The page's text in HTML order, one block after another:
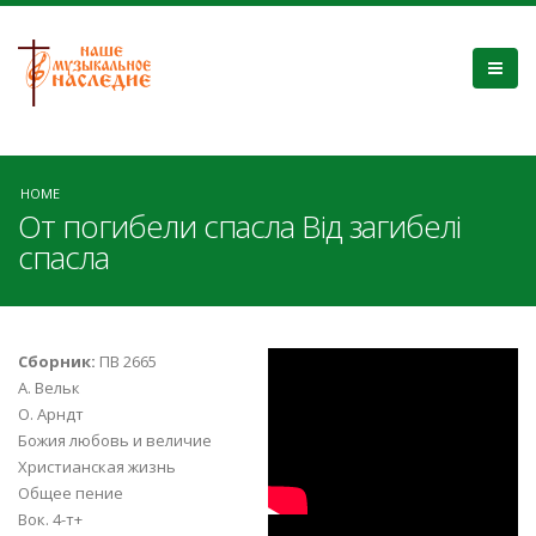
HOME
От погибели спасла Від загибелі
спасла
Сборник: ПВ 2665
А. Вельк
О. Арндт
Божия любовь и величие
Христианская жизнь
Общее пение
Вок. 4-т+